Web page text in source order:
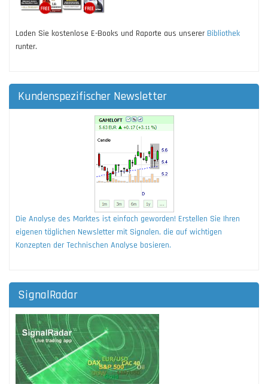
Laden Sie kostenlose E-Books und Raporte aus unserer Bibliothek
runter.
Kundenspezifischer Newsletter
Die Analyse des Marktes ist einfach geworden! Erstellen Sie Ihren
eigenen täglichen Newsletter mit Signalen, die auf wichtigen
Konzepten der Technischen Analyse basieren.
SignalRadar